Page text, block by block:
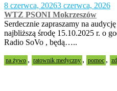
8 czerwca, 20263 czerwca, 2026
WTZ PSONI Mokrzeszów
Serdecznie zapraszamy na
najbliższą środę 15.10.2025 r. o
Radio SoVo , będą…..
na żywo , ratownik medyczny , pomoc ,